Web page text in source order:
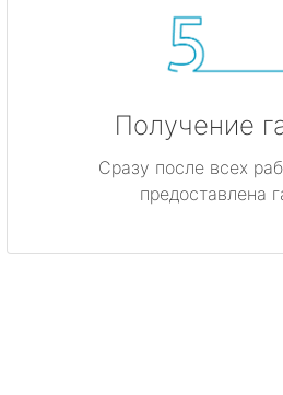
Получение
Сразу после всех
предоставлена